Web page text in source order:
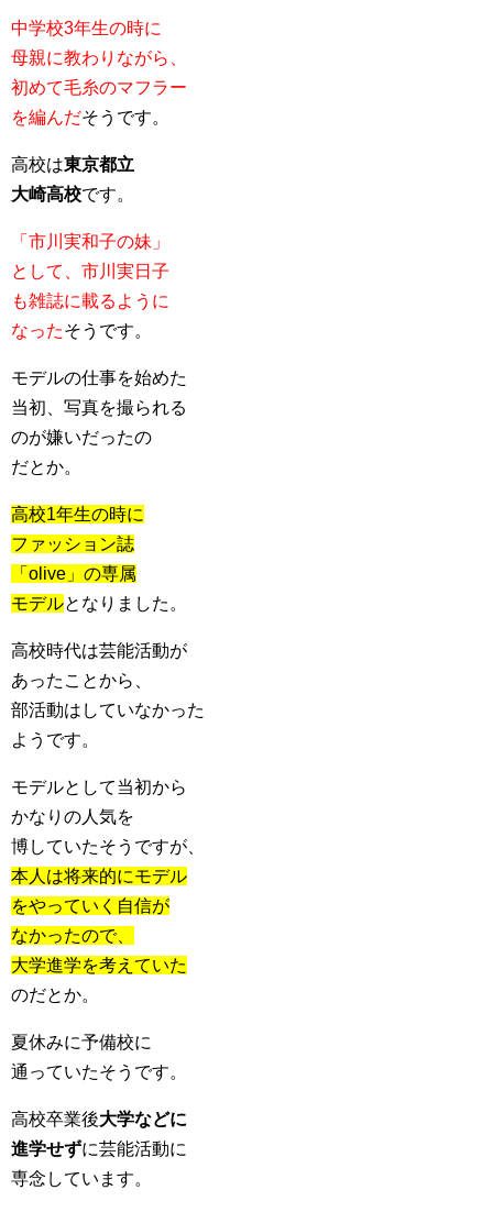
中学校3年生の時に
母親に教わりながら、
初めて毛糸のマフラー
を編んだそうです。
高校は東京都立
大崎高校です。
「市川実和子の妹」
として、市川実日子
も雑誌に載るように
なったそうです。
モデルの仕事を始めた
当初、写真を撮られる
のが嫌いだったの
だとか。
高校1年生の時に
ファッション誌
「olive」の専属
モデルとなりました。
高校時代は芸能活動が
あったことから、
部活動はしていなかった
ようです。
モデルとして当初から
かなりの人気を
博していたそうですが、
本人は将来的にモデル
をやっていく自信が
なかったので、
大学進学を考えていた
のだとか。
夏休みに予備校に
通っていたそうです。
高校卒業後大学などに
進学せずに芸能活動に
専念しています。